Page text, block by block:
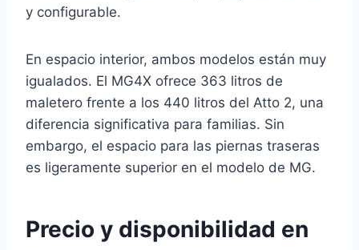
y configurable.
En espacio interior, ambos modelos están muy
igualados. El MG4X ofrece 363 litros de
maletero frente a los 440 litros del Atto 2, una
diferencia significativa para familias. Sin
embargo, el espacio para las piernas traseras
es ligeramente superior en el modelo de MG.
Precio y disponibilidad en